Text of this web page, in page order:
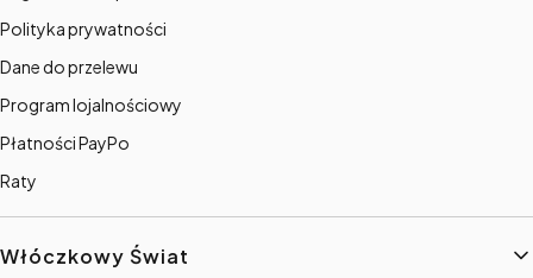
Polityka prywatności
Dane do przelewu
Program lojalnościowy
Płatności PayPo
Raty
Włóczkowy Świat